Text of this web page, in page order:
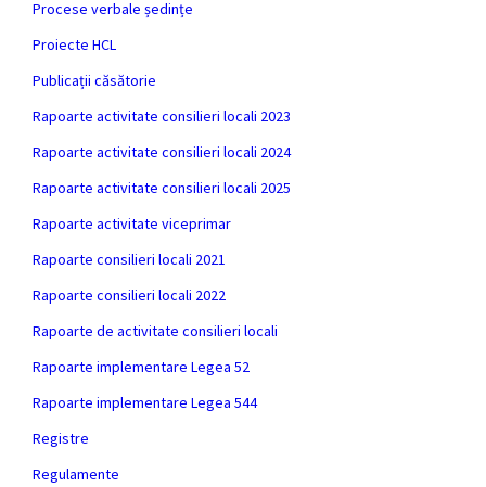
Procese verbale ședințe
Proiecte HCL
Publicații căsătorie
Rapoarte activitate consilieri locali 2023
Rapoarte activitate consilieri locali 2024
Rapoarte activitate consilieri locali 2025
Rapoarte activitate viceprimar
Rapoarte consilieri locali 2021
Rapoarte consilieri locali 2022
Rapoarte de activitate consilieri locali
Rapoarte implementare Legea 52
Rapoarte implementare Legea 544
Registre
Regulamente